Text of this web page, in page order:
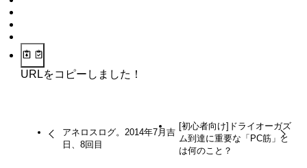
URLをコピーしました！
アネロスログ。2014年7月吉
日、8回目
[初心者向け]ドライオーガズ
ム到達に重要な「PC筋」と
は何のこと？